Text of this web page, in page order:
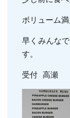
小児の筋機能療
訪問口腔ケア
地図・診療時間
ボリューム
早くみんな
す。
受付 高瀬